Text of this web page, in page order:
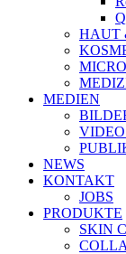
HAUT
MEDIEN
NEWS
KONTAKT
JOBS
PRODUKTE
SKIN